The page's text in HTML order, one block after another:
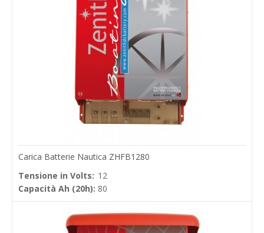
Carica Batterie Nautica ZHFB1280
Tensione in Volts: 12
Capacità Ah (20h): 80